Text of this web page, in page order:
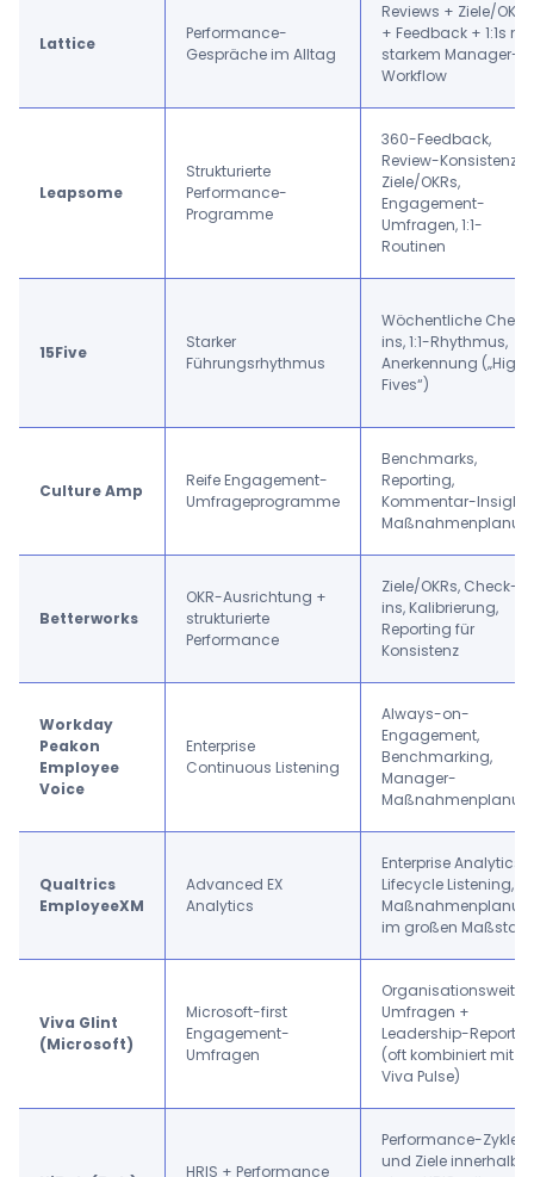
Lattice
Performance-
Gespräche im Alltag
Reviews + Ziele/OKRs
+ Feedback + 1:1s mit
starkem Manager-
Workflow
Leapsome
Strukturierte
Performance-
Programme
360-Feedback,
Review-Konsistenz,
Ziele/OKRs,
Engagement-
Umfragen, 1:1-
Routinen
15Five
Starker
Führungsrhythmus
Wöchentliche
ins, 1:1-Rhythmus,
Anerkennung („High
Fives“)
Culture Amp
Reife Engagement-
Umfrageprogramme
Benchmarks,
Reporting,
Kommentar-
Betterworks
OKR-Ausrichtung +
strukturierte
Performance
Ziele/OKRs, Check-
ins, Kalibrierung,
Reporting für
Konsistenz
Workday
Peakon
Employee
Voice
Enterprise
Continuous Listening
Always-on-
Engagement,
Benchmarking,
Manager-
Qualtrics
EmployeeXM
Advanced EX
Analytics
Enterprise Analytics,
Lifecycle Listening,
im großen Maßstab
Viva Glint
(Microsoft)
Microsoft-first
Engagement-
Umfragen
Organisationsweite
Umfragen +
Leadership-
(oft kombiniert mit
Viva Pulse)
HRIS + Performance
Performance-Zyklen
und Ziele innerhalb